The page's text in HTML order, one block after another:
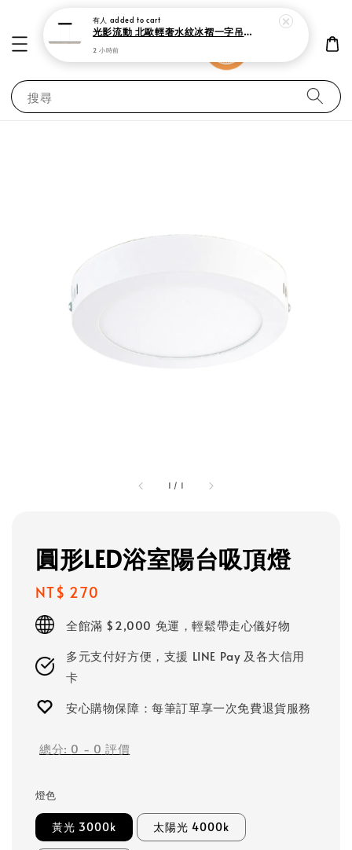
搜尋
1 / 1
圓形LED浴室陽台吸頂燈
Regular
price
NT$ 270
全館滿 $2,000 免運，輕鬆帶走心儀好物
多元支付好方便，支援 LINE Pay 及各大信用
卡
安心購物保障：每筆訂單享一次免費退貨服務
總分: 0 - 0 評價
燈色
黃光 3000k 太陽光 4000k
有人 added to cart
光影流動 北歐輕奢水紋冰褶一字吊燈 150cm 現代極簡黑 中島吧檯餐廳燈
2 小時前